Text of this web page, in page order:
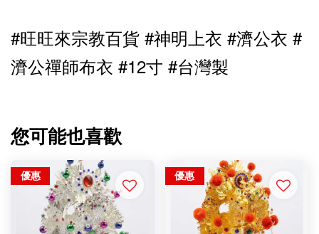
#旺旺來宗教百貨 #神明上衣 #濟公衣 #
濟公禪師布衣 #12寸 #台灣製
您可能也喜歡
優惠 優惠